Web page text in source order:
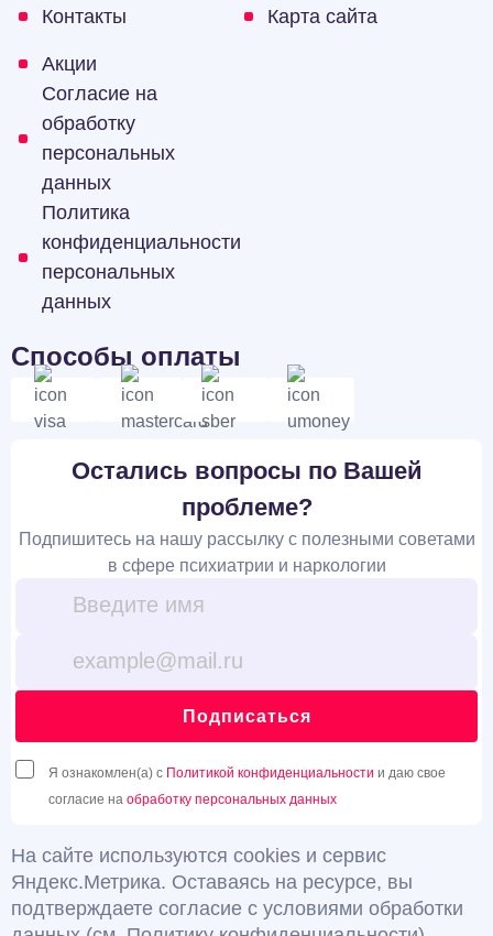
Контакты
Карта сайта
Акции
Согласие на
обработку
персональных
данных
Политика
конфиденциальности
персональных
данных
Способы оплаты
Остались вопросы по Вашей
проблеме?
Подпишитесь на нашу рассылку с полезными советами
в сфере психиатрии и наркологии
Подписаться
Я ознакомлен(а) с Политикой конфиденциальности и даю свое
согласие на обработку персональных данных
На сайте используются cookies и сервис
Яндекс.Метрика. Оставаясь на ресурсе, вы
подтверждаете согласие с условиями обработки